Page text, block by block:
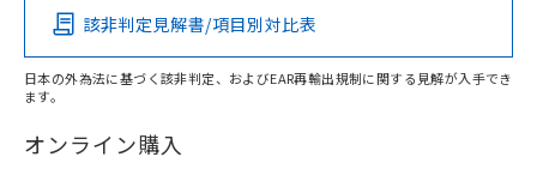
O
在庫等で未対応品が混在する可能性があります。
該非判定見解書/項目別対比表
日本の外為法に基づく該非判定、およびEAR再輸出規制に関する見解が入手でき
ます。
オンライン購入